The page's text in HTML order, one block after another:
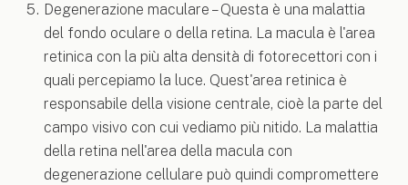
Degenerazione maculare – Questa è una malattia
del fondo oculare o della retina. La macula è l'area
retinica con la più alta densità di fotorecettori con i
quali percepiamo la luce. Quest'area retinica è
responsabile della visione centrale, cioè la parte del
campo visivo con cui vediamo più nitido. La malattia
della retina nell'area della macula con
degenerazione cellulare può quindi compromettere